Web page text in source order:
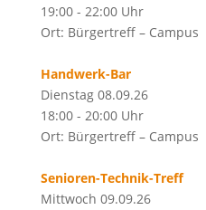
19:00 - 22:00 Uhr
Ort: Bürgertreff – Campus
Handwerk-Bar
Dienstag 08.09.26
18:00 - 20:00 Uhr
Ort: Bürgertreff – Campus
Senioren-Technik-Treff
Mittwoch 09.09.26